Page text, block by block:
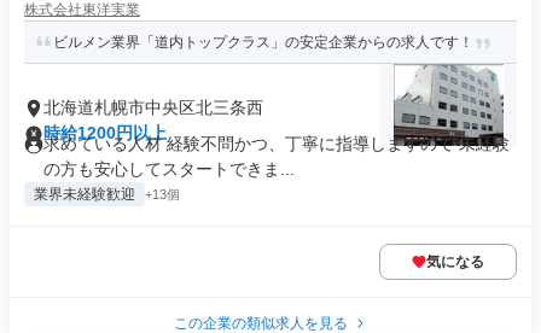
株式会社東洋実業
ビルメン業界「道内トップクラス」の安定企業からの求人です！
北海道札幌市中央区北三条西
時給1200円以上
求めている人材 経験不問かつ、丁寧に指導しますので 未経験
の方も安心してスタートできま...
業界未経験歓迎 +13個
気になる
この企業の類似求人を見る